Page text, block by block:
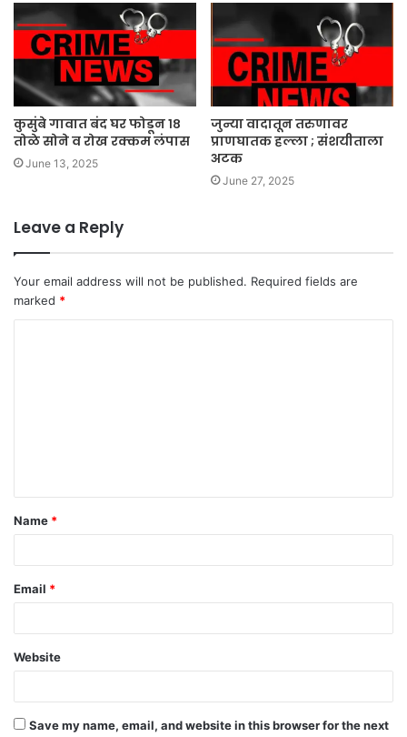
कुसुंबे गावात बंद घर फोडून १८
तोळे सोने व रोख रक्कम लंपास
June 13, 2025
जुन्या वादातून तरुणावर
प्राणघातक हल्ला ; संशयीताला
अटक
June 27, 2025
Leave a Reply
Your email address will not be published. Required fields are
marked *
t
*
Name *
Email *
Website
Save my name, email, and website in this browser for the next